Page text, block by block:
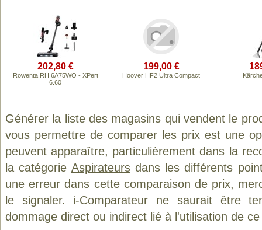
202,80 €
Rowenta RH 6A75WO - XPert
6.60
199,00 €
Hoover HF2 Ultra Compact
Générer la liste des magasins qui vendent le
vous permettre de comparer les prix est une
peuvent apparaître, particulièrement dans la
la catégorie Aspirateursdans les différents
une erreur dans cette comparaison de prix,
le signaler. i-Comparateur ne saurait être
dommage direct ou indirect lié à l'utilisation de